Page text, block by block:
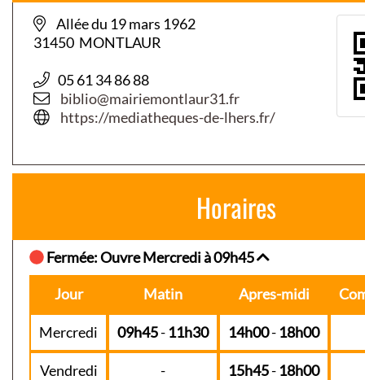
Allée du 19 mars 1962
31450 MONTLAUR
05 61 34 86 88
biblio@mairiemontlaur31.fr
https://mediatheques-de-lhers.fr/
Horaires
Fermée: Ouvre Mercredi à 09h45
Jour Matin Apres-midi
Mercredi 09h45- 11h30 14h00- 18h00
Vendredi - 15h45- 18h00